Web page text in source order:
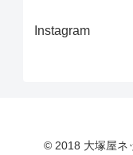
Instagram
© 2018 大塚屋ネ